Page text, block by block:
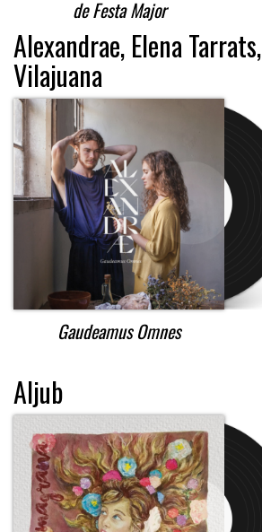
de Festa Major
Alexandrae, Elena
Vilajuana
Gaudeamus Omnes
Aljub